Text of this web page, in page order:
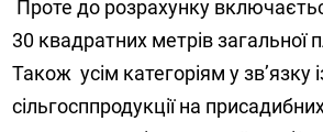
Проте до розрахунку
30 квадратних метрів загальної
Також усім категоріям у зв’язку
сільгосппродукції на